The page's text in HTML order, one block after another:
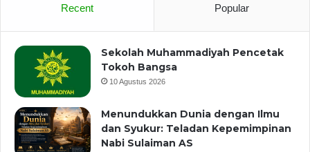
Recent Popular
Sekolah Muhammadiyah Pencetak
Tokoh Bangsa
10 Agustus 2026
Menundukkan Dunia dengan Ilmu
dan Syukur: Teladan Kepemimpinan
Nabi Sulaiman AS